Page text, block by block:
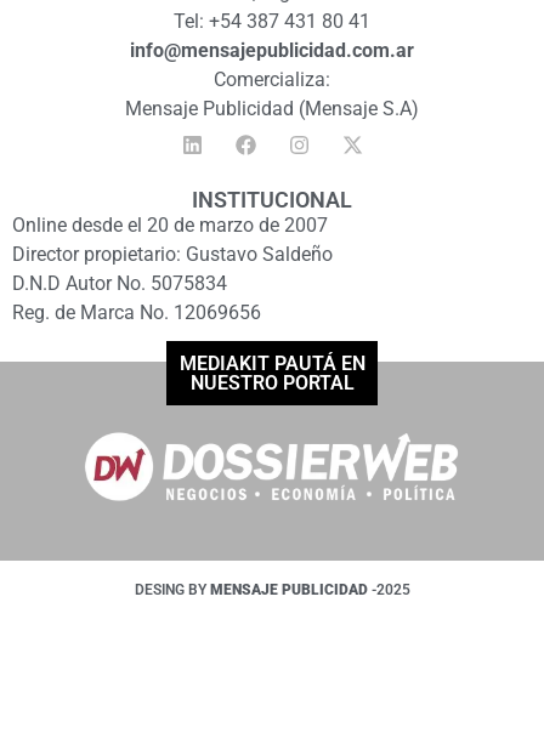
Tel: +54 387 431 80 41
info@mensajepublicidad.com.ar
Comercializa:
Mensaje Publicidad (Mensaje S.A)
INSTITUCIONAL
Online desde el 20 de marzo de 2007
Director propietario: Gustavo Saldeño
D.N.D Autor No. 5075834
Reg. de Marca No. 12069656
MEDIAKIT PAUTÁ EN
NUESTRO PORTAL
DESING BY MENSAJE PUBLICIDAD -2025